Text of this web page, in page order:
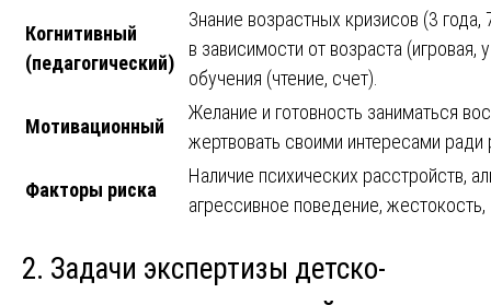
Когнитивный
(педагогический)
Знание возрастных кризисов (3
в зависимости от возраста
обучения (чтение, счет).
Мотивационный
Желание и готовность заниматься
жертвовать своими интересами ради
Факторы риска
Наличие психических расстройств,
агрессивное поведение,
2. Задачи экспертизы детско-